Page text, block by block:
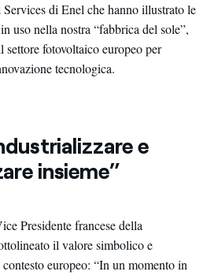
di Enel che hanno illustrato le
uso nella nostra “fabbrica del sole”,
fotovoltaico europeo per
tecnologica.
e
insieme”
Presidente francese della
il valore simbolico e
europeo: “In un momento in